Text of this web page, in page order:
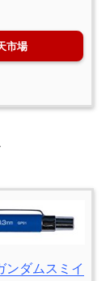
市場
ンダムスミイ